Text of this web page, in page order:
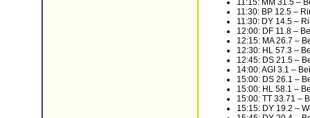
11:15: MM 31.5 –
11:30: BP 12.5 –
11:30: DY 14.5 –
12:00: DF 11.8 –
12:15: MA 26.7 –
12:30: HL 57.3 –
12:45: DS 21.5 –
14:00: AGI 3.1 –
15:00: DS 26.1 –
15:00: HL 58.1 –
15:00: TT 33.71 –
15:15: DY 19.2 –